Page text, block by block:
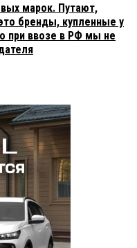
марок. Путают,
бренды, купленные у
при ввозе в РФ мы не